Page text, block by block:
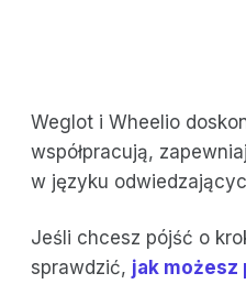
Weglot i Wheelio
współpracują,
w języku
Jeśli chcesz pójść o
sprawdzić, jak możesz